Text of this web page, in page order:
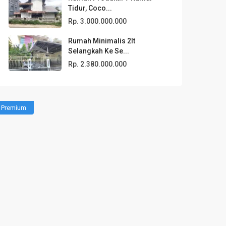
Tidur, Coco...
Rp. 3.000.000.000
Rumah Minimalis 2lt
Selangkah Ke Se...
Rp. 2.380.000.000
Premium